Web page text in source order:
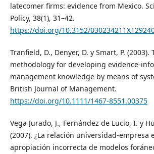
latecomer firms: evidence from Mexico.
Policy, 38(1), 31–42.
https://doi.org/10.3152/
Tranfield, D., Denyer, D. y Smart, P. (2003).
methodology for developing evidence-
management knowledge by means of
British Journal of Management.
https://doi.org/10.1111/1467-8551.00375
Vega Jurado, J., Fernández de Lucio, I. y
(2007). ¿La relación universidad-empresa
apropiación incorrecta de modelos